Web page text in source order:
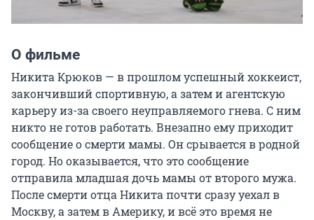
О фильме
Никита Крюков — в прошлом успешный хоккеист,
закончивший спортивную, а затем и агентскую
карьеру из-за своего неуправляемого гнева. С ним
никто не готов работать. Внезапно ему приходит
сообщение о смерти мамы. Он срывается в родной
город. Но оказывается, что это сообщение
отправила младшая дочь мамы от второго мужа.
После смерти отца Никита почти сразу уехал в
Москву, а затем в Америку, и всё это время не